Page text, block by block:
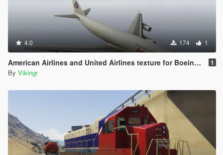
4.0 174 1
American Airlines and United Airlines texture for Boeing 747-100 1
By Vikingr